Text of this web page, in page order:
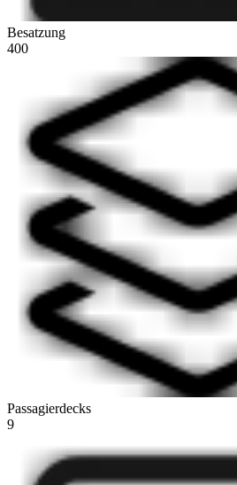
Besatzung
400
Passagierdecks
9